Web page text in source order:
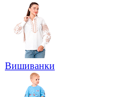
Вишиванки